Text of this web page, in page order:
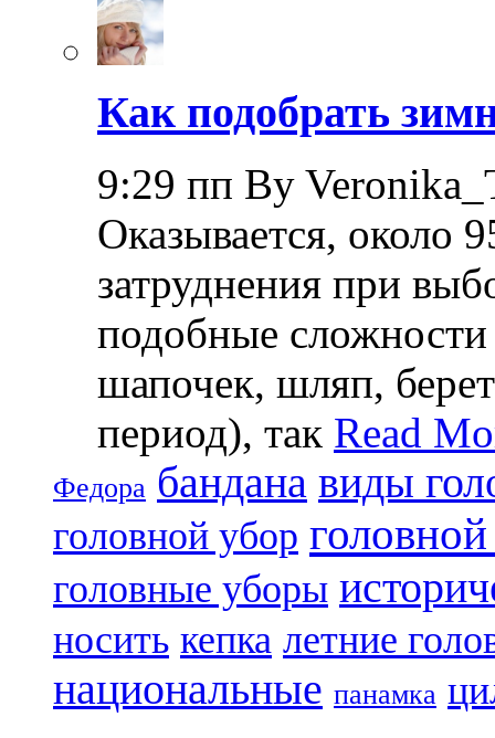
Как подобрать
9:29 пп By
Оказывается, около
затруднения при
подобные сложности
шапочек, шляп,
период), так Read
Федора бандана виды
головной убор
головные уборы
носить кепка летние
национальные панамка